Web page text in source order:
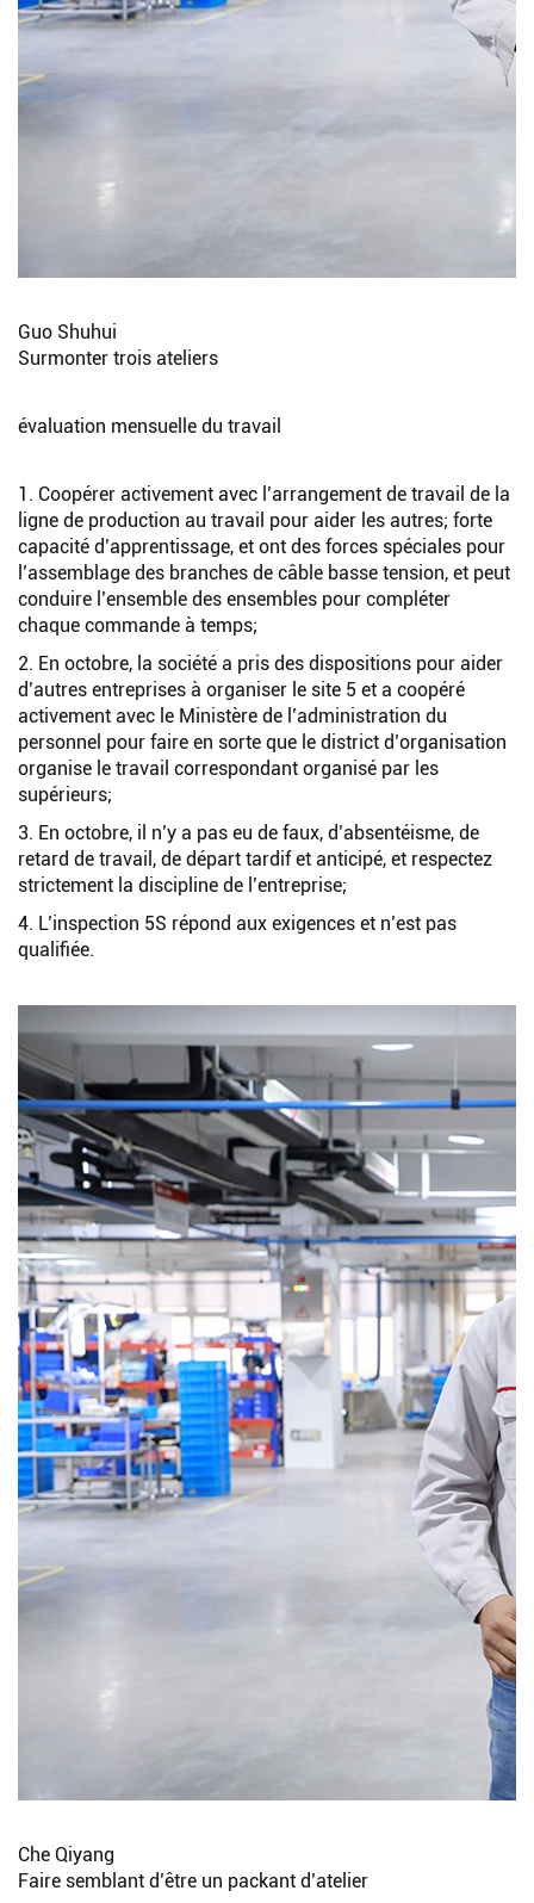
Guo Shuhui
Surmonter trois ateliers
évaluation mensuelle du travail
1. Coopérer activement avec l’arrangement de travail de la
ligne de production au travail pour aider les autres; forte
capacité d’apprentissage, et ont des forces spéciales pour
l’assemblage des branches de câble basse tension, et peut
conduire l’ensemble des ensembles pour compléter
chaque commande à temps;
2. En octobre, la société a pris des dispositions pour aider
d’autres entreprises à organiser le site 5 et a coopéré
activement avec le Ministère de l’administration du
personnel pour faire en sorte que le district d’organisation
organise le travail correspondant organisé par les
supérieurs;
3. En octobre, il n’y a pas eu de faux, d’absentéisme, de
retard de travail, de départ tardif et anticipé, et respectez
strictement la discipline de l’entreprise;
4. L’inspection 5S répond aux exigences et n’est pas
qualifiée.
Che Qiyang
Faire semblant d’être un packant d’atelier